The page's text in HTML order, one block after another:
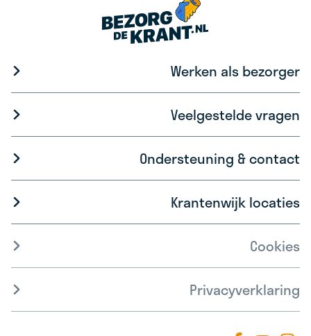
Werken als bezorger
Veelgestelde vragen
Ondersteuning & contact
Krantenwijk locaties
Cookies
Privacyverklaring